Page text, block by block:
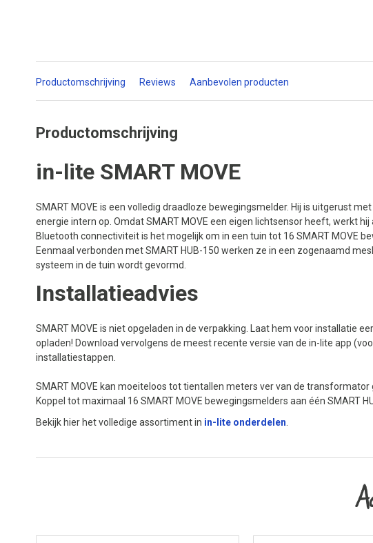
Productomschrijving Reviews Aanbevolen producten
Productomschrijving
in-lite SMART MOVE
SMART MOVE is een volledig draadloze bewegingsmelder. Hij is uitgerust
energie intern op. Omdat SMART MOVE een eigen lichtsensor heeft, werkt hij
Bluetooth connectiviteit is het mogelijk om in een tuin tot 16 SMART MOVE
Eenmaal verbonden met SMART HUB-150 werken ze in een zogenaamd
systeem in de tuin wordt gevormd.
Installatieadvies
SMART MOVE is niet opgeladen in de verpakking. Laat hem voor installatie
opladen! Download vervolgens de meest recente versie van de in-lite app
installatiestappen.
SMART MOVE kan moeiteloos tot tientallen meters ver van de transformator
Koppel tot maximaal 16 SMART MOVE bewegingsmelders aan één SMART
Bekijk hier het volledige assortiment in in-lite onderdelen